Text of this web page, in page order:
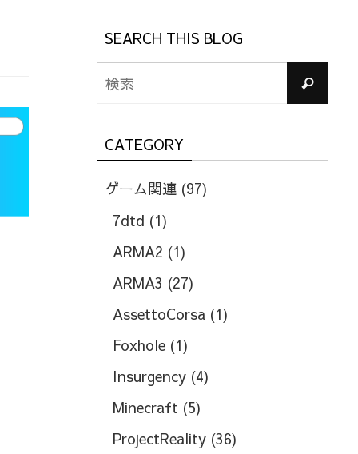
SEARCH THIS BLOG
検
索
CATEGORY
ゲーム関連 (97)
7dtd (1)
ARMA2 (1)
ARMA3 (27)
AssettoCorsa (1)
Foxhole (1)
Insurgency (4)
Minecraft (5)
ProjectReality (36)